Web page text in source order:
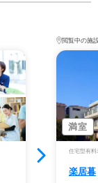
閲覧中の施
満室
住宅型有料
楽居暮